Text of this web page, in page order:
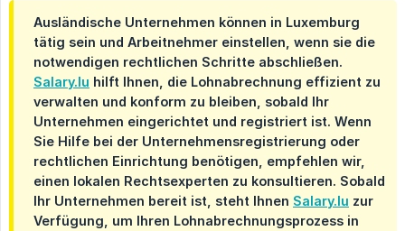
Ausländische Unternehmen können in Luxemburg
tätig sein und Arbeitnehmer einstellen, wenn sie die
notwendigen rechtlichen Schritte abschließen.
Salary.lu hilft Ihnen, die Lohnabrechnung effizient zu
verwalten und konform zu bleiben, sobald Ihr
Unternehmen eingerichtet und registriert ist. Wenn
Sie Hilfe bei der Unternehmensregistrierung oder
rechtlichen Einrichtung benötigen, empfehlen wir,
einen lokalen Rechtsexperten zu konsultieren. Sobald
Ihr Unternehmen bereit ist, steht Ihnen Salary.lu zur
Verfügung, um Ihren Lohnabrechnungsprozess in